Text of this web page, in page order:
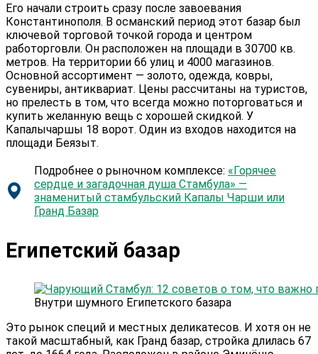
Его начали строить сразу после завоевания
Константинополя. В османский период этот базар был
ключевой торговой точкой города и центром
работорговли. Он расположен на площади в 30700 кв.
метров. На территории 66 улиц и 4000 магазинов.
Основной ассортимент — золото, одежда, ковры,
сувениры, антиквариат. Цены рассчитаны на туристов,
но прелесть в том, что всегда можно поторговаться и
купить желанную вещь с хорошей скидкой. У
Капалычаршы 18 ворот. Один из входов находится на
площади Беязыт.
Подробнее о рыночном комплексе: «Горячее
сердце и загадочная душа Стамбула» —
знаменитый стамбульский Капалы Чарши или
Гранд Базар
Египетский базар
Внутри шумного Египетского базара
Это рынок специй и местных деликатесов. И хотя он не
такой масштабный, как Гранд базар, стройка длилась 67